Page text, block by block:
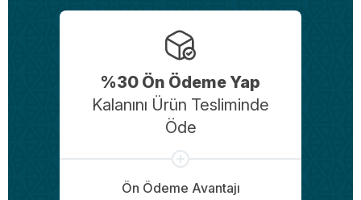
%30 Ön Ödeme Yap
Kalanını Ürün Tesliminde
Öde
Ön Ödeme Avantajı